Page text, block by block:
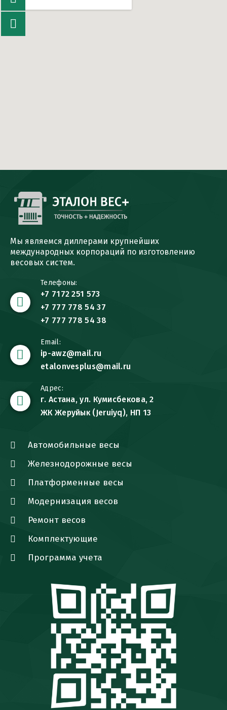
Мы являемся диллерами крупнейших
международных корпораций по изготовлению
весовых систем.
Телефоны:
+7 7172 251 573
+7 777 778 54 37
+7 777 778 54 38
Email:
ip-awz@mail.ru
etalonvesplus@mail.ru
Адрес:
г. Астана, ул. Кумисбекова, 2
ЖК Жеруйык (Jeruiyq), НП 13
Автомобильные весы
Железнодорожные весы
Платформенные весы
Модернизация весов
Ремонт весов
Комплектующие
Программа учета